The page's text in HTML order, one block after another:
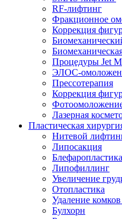
RF-лифтинг
Фракционное
Коррекция
Процедуры Jet M
ЭЛОС-
Прессотерапия
Коррекция
Лазерная
Пластическая
Нитевой
Липосакция
Блефаропластика
Липофиллинг
Увеличение
Отопластика
Удаление
Булхорн